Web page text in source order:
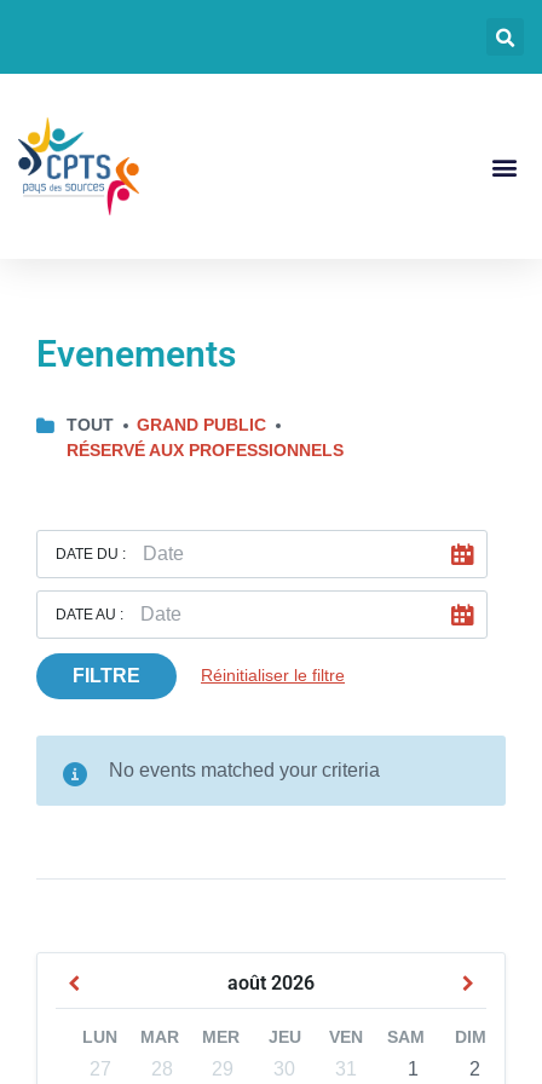
Evenements
TOUT
GRAND PUBLIC
RÉSERVÉ AUX PROFESSIONNELS
DATE DU :
DATE AU :
FILTRE Réinitialiser le filtre
No events matched your criteria
août 2026
LUN MAR MER JEU VEN SAM DIM
27 28 29 30 31 1
2